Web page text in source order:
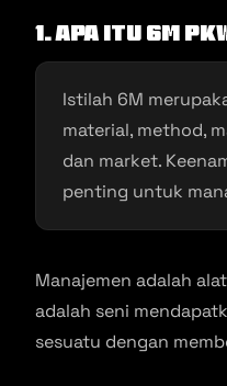
1. Apa itu 6M
Istilah 6M
material, method,
dan market.
penting untuk
Manajemen adalah
adalah seni
sesuatu dengan